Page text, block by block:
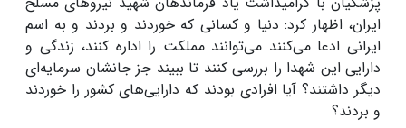
ایران، اظهار کرد: دنیا و کسانی که خوردند و بردند و به اسم
ایرانی ادعا می‌کنند می‌توانند مملکت را اداره کنند، زندگی و
دارایی این شهدا را بررسی کنند تا ببیند جز جانشان سرمایه‌ای
دیگر داشتند؟ آیا افرادی بودند که دارایی‌های کشور را خوردند
و بردند؟